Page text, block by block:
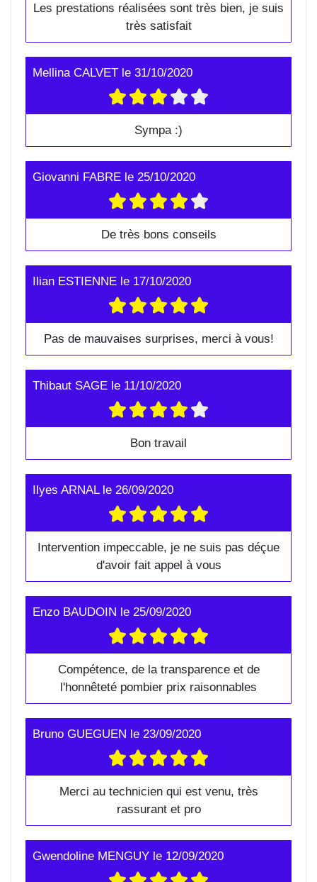
Les prestations réalisées sont très bien, je suis
très satisfait
Mellina CALVET le 31/10/2020
Sympa :)
Giovanni FABRE le 25/10/2020
De très bons conseils
Ilian ESTIENNE le 17/10/2020
Pas de mauvaises surprises, merci à vous!
Thibaut SAGE le 11/10/2020
Bon travail
Ilyes ARNALle 26/09/2020
Intervention impeccable, je ne suis pas déçue
d'avoir fait appel à vous
Enzo BAUDOIN le 25/09/2020
Compétence, de la transparence et de
l'honnêteté pombier prix raisonnables
Bruno GUEGUEN le 23/09/2020
Merci au technicien qui est venu, très
rassurant et pro
Gwendoline MENGUY le 12/09/2020